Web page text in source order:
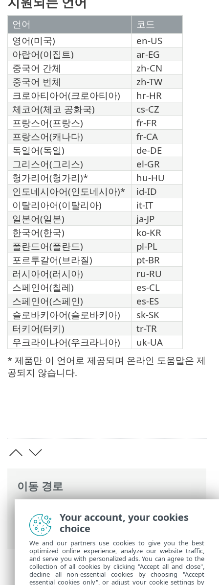
이동 경로
Prem>사양> 지원되는 웹 브라우저, ESET
보안 제품 및 언어
언어
코드
영어(미국)
en-US
아랍어(이집트)
ar-EG
중국어 간체
zh-CN
중국어 번체
zh-TW
크로아티아어(크로아티아)
hr-HR
체코어(체코 공화국)
cs-CZ
프랑스어(프랑스)
fr-FR
프랑스어(캐나다)
fr-CA
독일어(독일)
de-DE
그리스어(그리스)
el-GR
헝가리어(헝가리)*
hu-HU
인도네시아어(인도네시아)*
id-ID
이탈리아어(이탈리아)
it-IT
일본어(일본)
ja-JP
한국어(한국)
ko-KR
폴란드어(폴란드)
pl-PL
포르투갈어(브라질)
pt-BR
러시아어(러시아)
ru-RU
스페인어(칠레)
es-CL
스페인어(스페인)
es-ES
슬로바키아어(슬로바키아)
sk-SK
터키어(터키)
tr-TR
우크라이나어(우크라니아)
uk-UA
* 제품만 이 언어로 제공되며 온라인 도움말은 제
공되지 않습니다.
Your account, your cookies
choice
We and our partners use cookies to give you the best
optimized online experience, analyze our website traffic,
and serve you with personalized ads. You can agree to the
collection of all cookies by clicking "Accept all and close",
decline all non-essential cookies by choosing "Accept
essential cookies only", or adjust your cookie settings by